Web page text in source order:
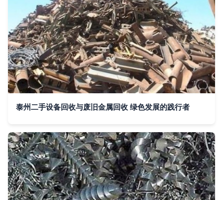
泰州二手设备回收与废旧金属回收 绿色发展的践行者